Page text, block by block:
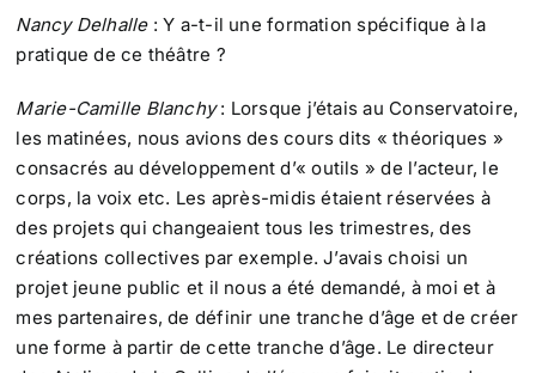
Nancy Delhalle: Y a-t-il une formation spécifique à la
pratique de ce théâtre ?
Marie-Camille Blanchy: Lorsque j’étais au Conservatoire,
les matinées, nous avions des cours dits « théoriques »
consacrés au développement d’« outils » de l’acteur, le
corps, la voix etc. Les après-midis étaient réservées à
des projets qui changeaient tous les trimestres, des
créations collectives par exemple. J’avais choisi un
projet jeune public et il nous a été demandé, à moi et à
mes partenaires, de définir une tranche d’âge et de créer
une forme à partir de cette tranche d’âge. Le directeur